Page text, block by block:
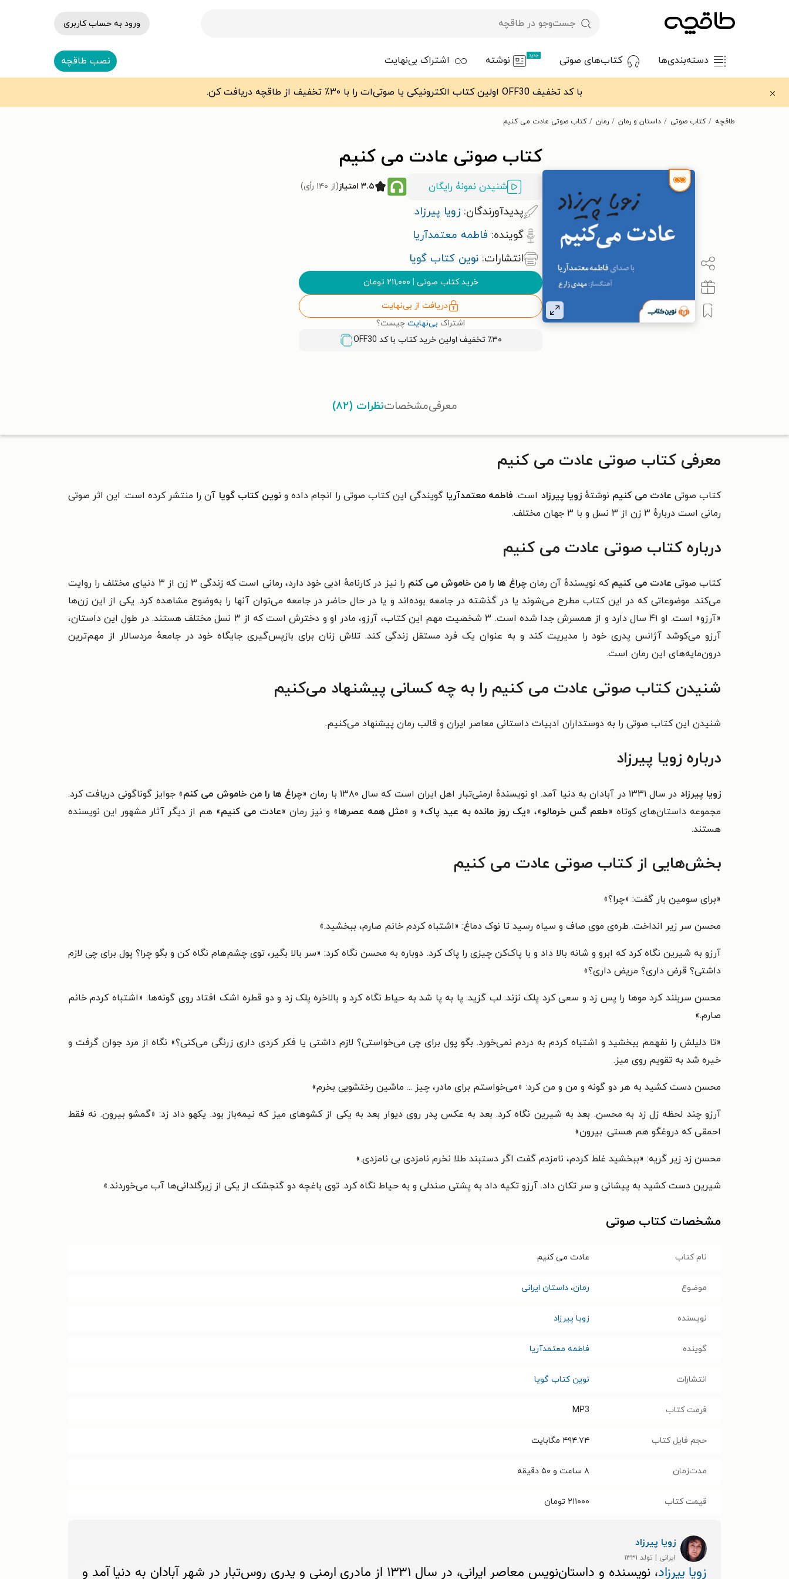
ورود به حساب کاربری
دسته‌بندی‌ها کتاب‌های صوتی جدید نوشته اشتراک بی‌نهایت نصب طاقچه
با کد تخفیف OFF30 اولین کتاب الکترونیکی یا صوتی‌ات را با ۳۰٪ تخفیف از طاقچه دریافت کن.
طاقچه کتاب صوتی داستان و رمان رمان کتاب صوتی عادت می‌ کنیم
کتاب صوتی عادت می‌ کنیم
شنیدن نمونۀ رایگان ۳.۵ امتیاز (از ۱۴۰ رأی)
پدیدآورندگان: زویا پیرزاد
گوینده: فاطمه معتمدآریا
انتشارات: نوین کتاب گویا
خرید کتاب صوتی | ۲۱۱,۰۰۰ تومان
دریافت از بی‌نهایت
اشتراک بی‌نهایت چیست؟
٪۳۰ تخفیف اولین خرید کتاب با کد
OFF30
معرفیمشخصاتنظرات (۸۲)
معرفی کتاب صوتی عادت می‌ کنیم
کتاب صوتی عادت می‌ کنیم نوشتهٔزویا پیرزاد است. فاطمه معتمدآریا گویندگی این کتاب صوتی را انجام داده ونوین کتاب گویا آن را منتشر کرده است. این اثر صوتی
رمانی است دربارهٔ ۳ زن از ۳ نسل و با ۳ جهان مختلف.
درباره کتاب صوتی عادت می‌ کنیم
کتاب صوتی عادت می‌ کنیم که نویسندهٔ آن رمانچراغ ها را من خاموش می کنم را نیز در کارنامهٔ ادبی خود دارد، رمانی است که
زندگی ۳ زن از ۳ دنیای مختلف را روایت
می‌کند. موضوعاتی که در این کتاب مطرح می‌شوند یا در گذشته در جامعه بوده‌اند و یا در حال حاضر در جامعه می‌توان آنها را به‌وضوح مشاهده کرد. یکی از این زن‌ها
«
آرزو» است. او ۴۱ سال دارد و از همسرش جدا شده است. ۳ شخصیت مهم این کتاب، آرزو، مادر او و دخترش است که از ۳ نسل مختلف هستند. در طول این داستان،
آرزو می‌کوشد آژانس پدری خود را مدیریت کند و به عنوان یک فرد مستقل زندگی کند. تلاش زنان برای بازپس‌گیری جایگاه خود در جامعهٔ مردسالار از مهم‌ترین
درون‌مایه‌های این رمان است.
شنیدن کتاب صوتی عادت می‌ کنیم را به چه کسانی پیشنهاد می‌کنیم
شنیدن این کتاب صوتی را به دوستداران ادبیات داستانی معاصر ایران و قالب رمان پیشنهاد می‌کنیم.
درباره زویا پیرزاد
زویا پیرزاد در سال ۱۳۳۱ در آبادان به دنیا آمد. او نویسندهٔ ارمنی‌تبار اهل ایران است که سال ۱۳۸۰ با رمان « چراغ ها را من خاموش می کنم» جوایز گوناگونی دریافت کرد.
مجموعه داستان‌های کوتاه «طعم گس خرمالو»، «یک روز مانده به عید پاک» و «مثل همه عصرها» و نیز رمان «عادت می کنیم» هم از دیگر آثار مشهور این نویسنده
هستند.
بخش‌هایی از کتاب صوتی عادت می‌ کنیم
«برای سومین بار گفت: «چرا؟»
محسن سر زیر انداخت. طره‌ی موی صاف و سیاه رسید تا نوک دماغ: «اشتباه کردم خانم صارم، ببخشید.»
آرزو به شیرین نگاه کرد که ابرو و شانه بالا داد و با پاک‌کن چیزی را پاک کرد. دوباره به محسن نگاه کرد: «سر بالا بگیر، توی چشم‌هام نگاه کن و بگو چرا؟ پول برای چی لازم
داشتی؟ قرض داری؟ مریض داری؟»
محسن سربلند کرد موها را پس زد و سعی کرد پلک نزند. لب گزید. پا به پا شد به حیاط نگاه کرد و بالاخره پلک زد و دو قطره اشک افتاد روی گونه‌ها: «اشتباه کردم خانم
صارم.»
«تا دلیلش را نفهمم ببخشید و اشتباه کردم به دردم نمی‌خورد. بگو پول برای چی می‌خواستی؟ لازم داشتی یا فکر کردی داری زرنگی می‌کنی؟» نگاه از مرد جوان گرفت و
خیره شد به تقویم روی میز.
محسن دست کشید به هر دو گونه و من و من کرد: «می‌خواستم برای مادر، چیز ... ماشین رختشویی بخرم»
آرزو چند لحظه زل زد به محسن. بعد به شیرین نگاه کرد. بعد به عکس پدر روی دیوار بعد به یکی از کشوهای میز که نیمه‌باز بود. یکهو داد زد: «گمشو بیرون. نه فقط
احمقی که دروغگو هم هستی. بیرون»
محسن زد زیر گریه: «ببخشید غلط کردم، نامزدم گفت اگر دستبند طلا نخرم نامزدی بی نامزدی.»
شیرین دست کشید به پیشانی و سر تکان داد. آرزو تکیه داد به پشتی صندلی و به حیاط نگاه کرد. توی باغچه دو گنجشک از یکی از زیرگلدانی‌ها آب می‌خوردند.»
مشخصات کتاب صوتی
نام کتاب عادت می‌ کنیم
موضوع رمان، داستان ایرانی
نویسنده زویا پیرزاد
گوینده فاطمه معتمدآریا
انتشارات نوین کتاب گویا
فرمت کتاب MP3
حجم فایل کتاب ۴۹۴.۷۴ مگابایت
مدت‌زمان ۸ ساعت و ۵۰ دقیقه
قیمت کتاب ۲۱۱۰۰۰ تومان
زویا پیرزاد
ایرانی | تولد ۱۳۳۱
زویا پیرزاد
، نویسنده و داستان‌نویس معاصر ایرانی، در سال ۱۳۳۱ از مادری ارمنی و پدری روس‌تبار در شهر آبادان به دنیا آمد و